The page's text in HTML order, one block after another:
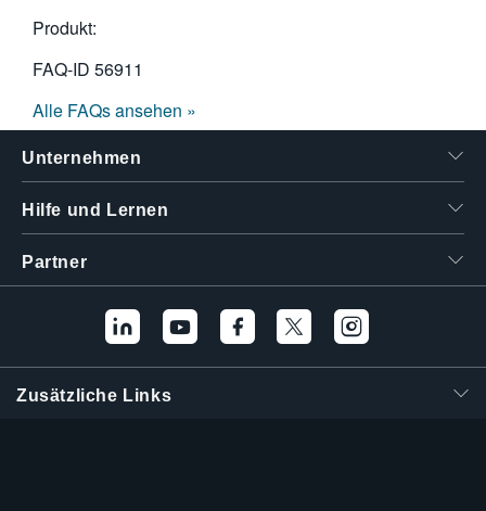
Produkt:
FAQ-ID 56911
Alle FAQs ansehen »
Unternehmen
Hilfe und Lernen
Partner
Zusätzliche Links